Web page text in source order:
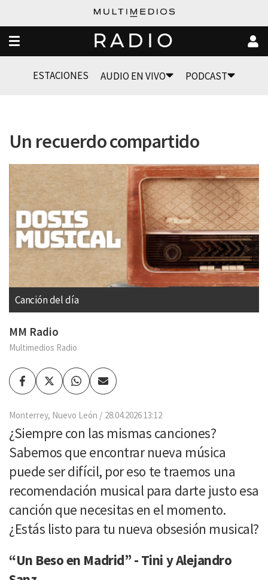
RADIO
ESTACIONES AUDIO EN VIVO PODCAST
Un recuerdo compartido
Canción del día
MM Radio
Multimedios Radio
FacebookTwitterWhatsapp
Enviar
por
Monterrey, Nuevo León 28.04.2026 13:12
¿Siempre con las mismas canciones?
Sabemos que encontrar nueva música
puede ser difícil, por eso te traemos una
recomendación musical para darte justo esa
canción que necesitas en el momento.
¿Estás listo para tu nueva obsesión musical?
“Un Beso en Madrid” - Tini y Alejandro